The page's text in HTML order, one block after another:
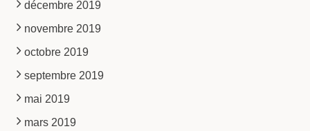
décembre 2019
novembre 2019
octobre 2019
septembre 2019
mai 2019
mars 2019